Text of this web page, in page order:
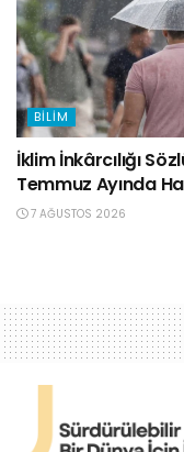
BILIM
İklim İnkârcılığı
Temmuz Ayında
7 AĞUSTOS 2026